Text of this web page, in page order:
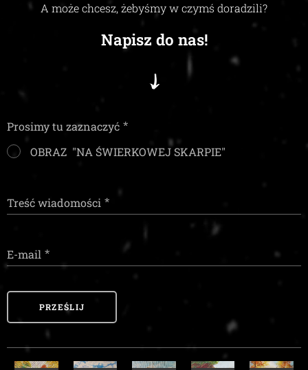
A może chcesz, żebyśmy w czymś doradzili?
Napisz do nas!
Prosimy tu zaznaczyć
OBRAZ "NA ŚWIERKOWEJ SKARPIE"
Treść wiadomości
E-mail
PRZEŚLIJ